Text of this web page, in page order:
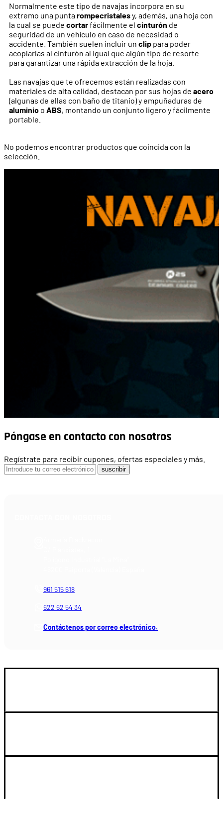
Normalmente este tipo de navajas incorpora en su
extremo una puntarompecristalesy, además, una hoja con
la cual se puede cortarfácilmente el cinturón de
seguridad de un vehículo en caso de necesidad o
accidente. También suelen incluir un clip para poder
acoplarlas al cinturón al igual que algún tipo de resorte
para garantizar una rápida extracción de la hoja.
Las navajas que te ofrecemos están realizadas con
materiales de alta calidad, destacan por sus hojas de acero
(algunas de ellas con baño de titanio) y empuñaduras de
aluminio o ABS, montando un conjunto ligero y fácilmente
portable.
No podemos encontrar productos que coincida con la
selección.
Póngase en contacto con nosotros
Regístrate para recibir cupones, ofertas especiales y más.
suscribir
961 515 618
622 62 54 34
Contáctenos por correo electrónico.